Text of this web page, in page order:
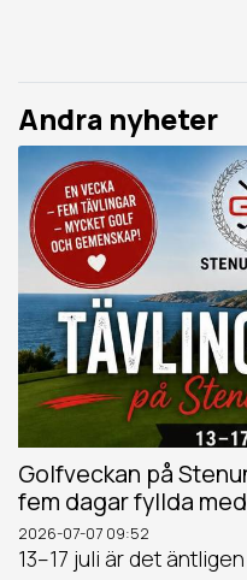
Andra nyheter
Golfveckan på
fem dagar fyllda
2026-07-07 09:52
13–17 juli är det